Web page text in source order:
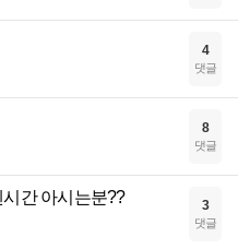
4
댓글
8
댓글
시간 아시는분?? 3
댓글